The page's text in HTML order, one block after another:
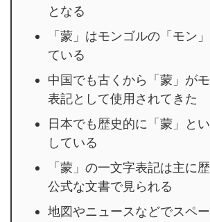
となる
「蒙」はモンゴルの「モン
ている
中国でも古くから「蒙」が
表記として使用されてきた
日本でも歴史的に「蒙」と
している
「蒙」の一文字表記は主に
公式な文書で見られる
地図やニュースなどでスペ